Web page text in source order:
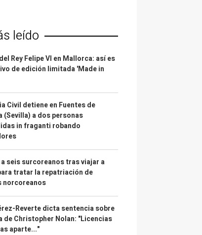
leído
Rey Felipe VI en Mallorca: así es
de edición limitada 'Made in
Civil detiene en Fuentes de
(Sevilla) a dos personas
in fraganti robando
seis surcoreanos tras viajar a
tratar la repatriación de
norcoreanos
Reverte dicta sentencia sobre
de Christopher Nolan: "Licencias
aparte..."